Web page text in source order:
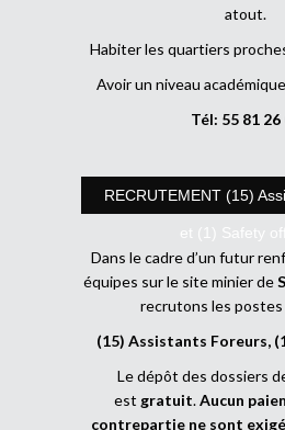
atout.
Habiter les quartiers
Avoir un niveau
Tél: 55 81 26
RECRUTEMENT (15)
et (1) Safety
Dans le cadre d’un futur
équipes sur le site minier de
recrutons les postes
(15) Assistants Foreurs,
Le dépôt des dossiers
est gratuit.Aucun
contrepartie ne sont